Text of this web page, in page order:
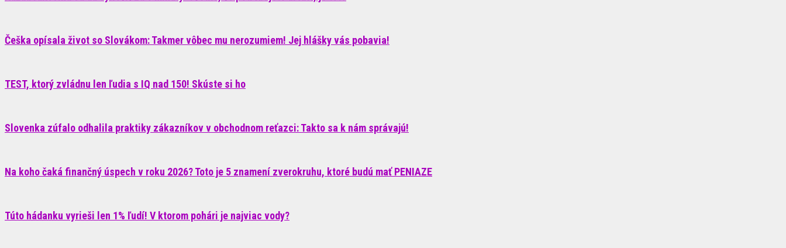
Češka opísala život so Slovákom: Takmer vôbec mu nerozumiem! Jej hlášky vás pobavia!
TEST, ktorý zvládnu len ľudia s IQ nad 150! Skúste si ho
Slovenka zúfalo odhalila praktiky zákazníkov v obchodnom reťazci: Takto sa k nám správajú!
Na koho čaká finančný úspech v roku 2026? Toto je 5 znamení zverokruhu, ktoré budú mať PENIAZE
Túto hádanku vyrieši len 1% ľudí! V ktorom pohári je najviac vody?